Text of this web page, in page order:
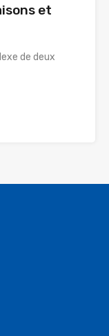
et
de deux